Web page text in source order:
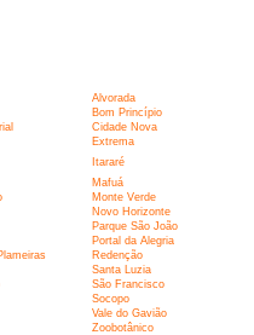
Alvorada
Bom Princípio
Cidade Nova
Extrema
Itararé
Mafuá
Monte Verde
Novo Horizonte
Parque São João
Portal da Alegria
Redenção
Santa Luzia
São Francisco
Socopo
Vale do Gavião
Zoobotânico